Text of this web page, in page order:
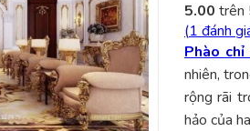
5.00 trên
(1 đánh
Phào
nhiên,
rộng rãi
hảo của